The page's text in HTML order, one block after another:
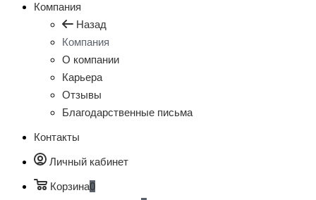
Компания
Назад
Компания
О компании
Карьера
Отзывы
Благодарственные письма
Контакты
Личный кабинет
Корзина0